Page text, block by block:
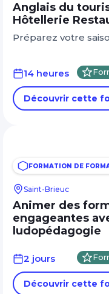
Anglais du
Hôtellerie
Préparez votre
14 heures
Découvrir cette
FORMATION DE
Saint-Brieuc
Animer des
engageantes
ludopédagogie
2 jours
Découvrir cette